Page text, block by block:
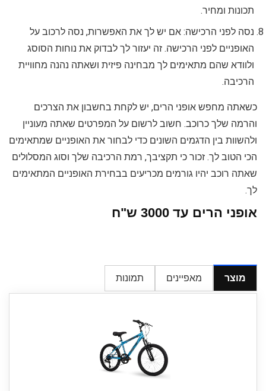
תכונות ומחיר.
נסה לפני הרכישה: אם יש לך את האפשרות, נסה לרכוב על
האופניים לפני הרכישה. זה יעזור לך לבדוק את נוחות הסוסג
ולוודא שהם מתאימים לך מבחינה פיזית ושאתה נהנה מחוויית
הרכיבה.
כשאתה מחפש אופני הרים, יש לקחת בחשבון את הצרכים
והרמה שלך כרוכב. חשוב לרשום על המפרטים שאתה מעוניין
ולהשוות בין הדגמים השונים כדי לבחור את האופניים שמתאימים
הכי הטוב לך. זכור כי תקציבך, רמת הרכיבה שלך וסוג המסלולים
שאתה רוכב יהיו גורמים מכריעים בבחירת האופניים המתאימים
לך.
אופני הרים עד 3000 ש"ח
מוצר מאפיינים תמונות